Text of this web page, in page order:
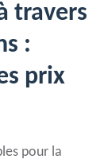
travers
:
prix
pour la